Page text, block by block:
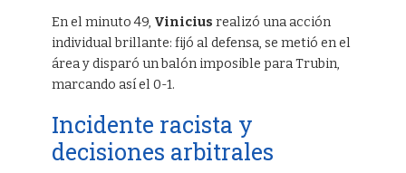
En el minuto 49, Vinicius realizó una acción
individual brillante: fijó al defensa, se metió en el
área y disparó un balón imposible para Trubin,
marcando así el 0-1.
Incidente racista y
decisiones arbitrales